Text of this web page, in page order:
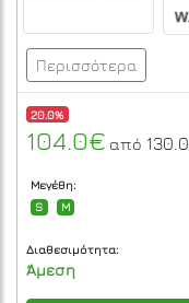
Περισσότερα
20.0%
104.0€ από
Μεγέθη:
S
M
Διαθεσιμότητα:
Άμεση